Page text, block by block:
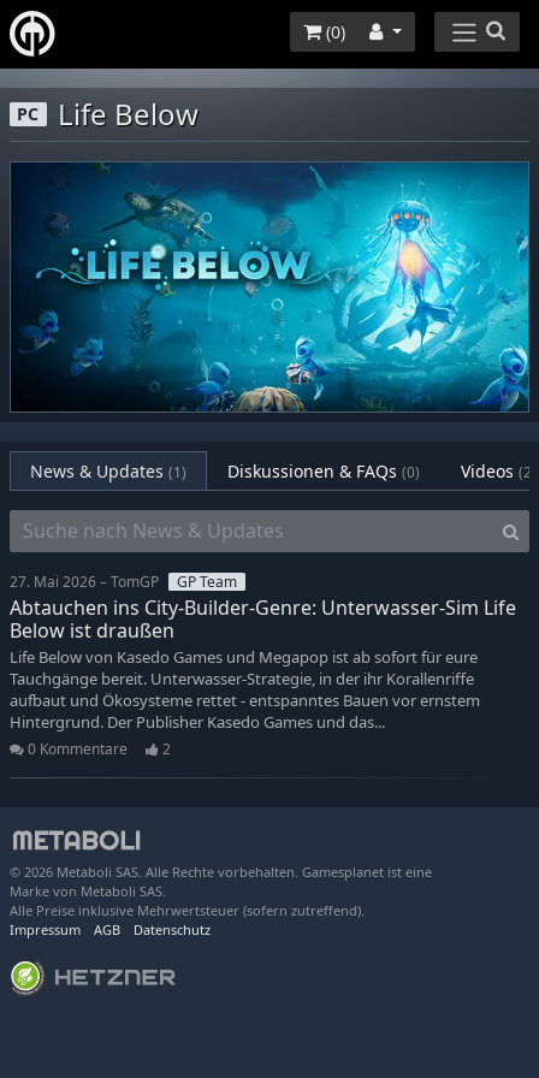
(0)
PC Life Below
News & Updates (1) Diskussionen & FAQs (0) Videos (2)
27. Mai 2026 – TomGP GP Team
Abtauchen ins City-Builder-Genre: Unterwasser-Sim Life
Below ist draußen
Life Below von Kasedo Games und Megapop ist ab sofort für eure
Tauchgänge bereit. Unterwasser-Strategie, in der ihr Korallenriffe
aufbaut und Ökosysteme rettet - entspanntes Bauen vor ernstem
Hintergrund. Der Publisher Kasedo Games und das...
0 Kommentare 2
© 2026 Metaboli SAS. Alle Rechte vorbehalten. Gamesplanet ist eine
Marke von Metaboli SAS.
Alle Preise inklusive Mehrwertsteuer (sofern zutreffend).
Impressum
AGB Datenschutz